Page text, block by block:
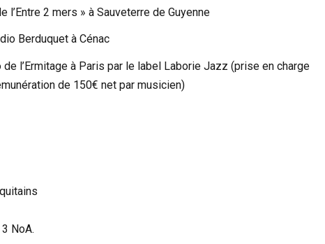
2 mers » à Sauveterre de Guyenne
Berduquet à Cénac
l’Ermitage à Paris par le label Laborie Jazz (prise en charge
de 150€ net par musicien)
NoA.